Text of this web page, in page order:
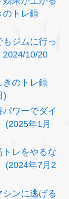
のトレ録
もジムに行っ
10/20
きのトレ録
)
パワーでダイ
(2025年1月
トレをやるな
(2024年7月2
シンに逃げる